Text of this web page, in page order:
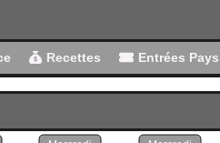
Recettes Entrées Pays